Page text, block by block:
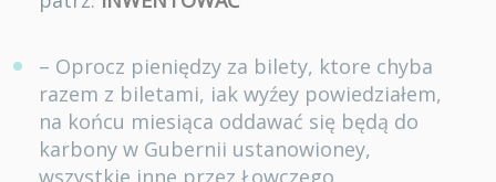
– Oprocz pieniędzy za bilety, ktore chyba
razem z biletami, iak wyźey powiedziałem,
na końcu miesiąca oddawać się będą do
karbony w Gubernii ustanowioney,
wszystkie inne przez Łowczego